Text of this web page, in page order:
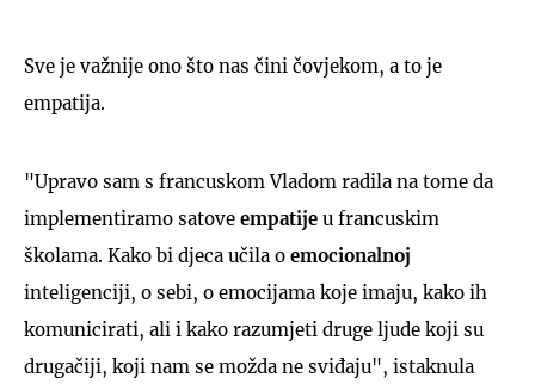
Sve je važnije ono što nas čini čovjekom, a to je
empatija.
"Upravo sam s francuskom Vladom radila na tome da
implementiramo satove empatije u francuskim
školama. Kako bi djeca učila o emocionalnoj
inteligenciji, o sebi, o emocijama koje imaju, kako ih
komunicirati, ali i kako razumjeti druge ljude koji su
drugačiji, koji nam se možda ne sviđaju", istaknula